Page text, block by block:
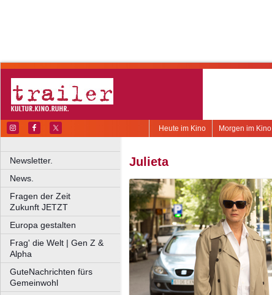
Morgen im Kino
Heute im Kino
Newsletter.
News.
Fragen der Zeit
Zukunft JETZT
Europa gestalten
Frag' die Welt | Gen Z &
Alpha
GuteNachrichten fürs
Gemeinwohl
Julieta